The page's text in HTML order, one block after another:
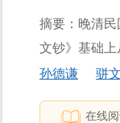
摘要：晚清
文钞》基础
孙德谦
骈
在线